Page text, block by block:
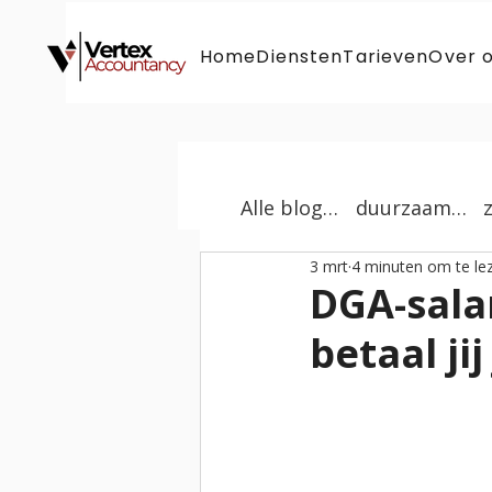
HomeDienstenTarievenOver
DGA-
betaal jij
3 mrt 4 minuten om te
Alle blogs | duurzaam |